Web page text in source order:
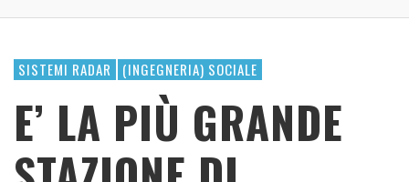
SISTEMI RADAR (INGEGNERIA) SOCIALE
E’ LA PIÙ GRANDE